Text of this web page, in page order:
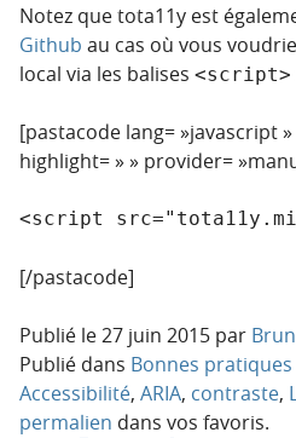
Notez que tota11y est
Github au cas où vous
local via les balises <script>
[pastacode lang= »javascript »
highlight= » » provider=
<script
[/pastacode]
Publié le27 juin 2015 par
Publié dans Bonnes pratiques
Accessibilité, ARIA, contraste,
permalien dans vos favoris.